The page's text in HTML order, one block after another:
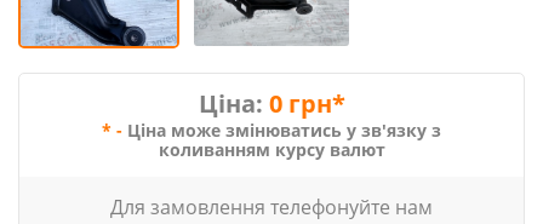
Ціна: 0 грн*
* - Ціна може змінюватись у зв'язку з
коливанням курсу валют
Для замовлення телефонуйте нам